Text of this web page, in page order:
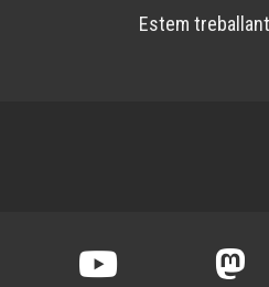
Estem